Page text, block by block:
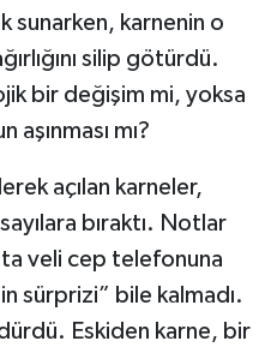
sunarken, karnenin o
silip götürdü.
bir değişim mi, yoksa
mı?
açılan karneler,
bıraktı. Notlar
veli cep telefonuna
sürprizi” bile kalmadı.
Eskiden karne, bir